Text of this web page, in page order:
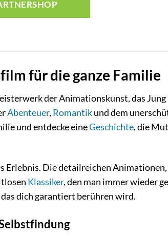
für die ganze Familie
der Animationskunst, das
Abenteuer, Romantikund dem
und entdecke eineGeschichte, die
Erlebnis. Die detailreichen
Klassiker, den man immer wieder
dich garantiert berühren wird.